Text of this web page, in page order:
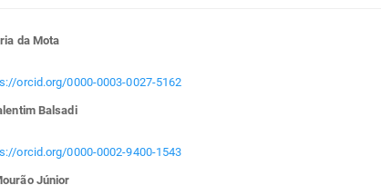
da Mota
orcid.org/0000-0003-0027-5162
Balsadi
orcid.org/0000-0002-9400-1543
Júnior